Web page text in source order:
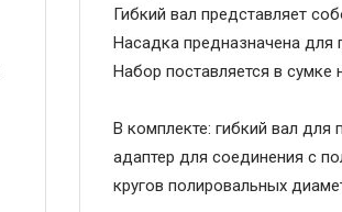
Гибкий вал представляет
Насадка предназначена для
Набор поставляется в сумке
В комплекте: гибкий вал
адаптер для соединения с
кругов полировальных